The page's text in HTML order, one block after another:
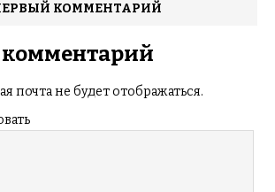
КОММЕНТАРИЙ
комментарий
почта не будет отображаться.